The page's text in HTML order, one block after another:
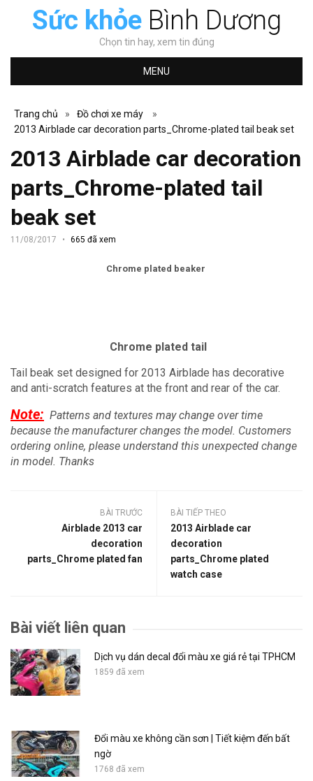
Sức khỏeBình Dương
Chọn tin hay, xem tin đúng
MENU
Trang chủ » Đồ chơi xe máy
»
2013 Airblade car decoration parts_Chrome-plated tail beak set
2013 Airblade car decoration
parts_Chrome-plated tail
beak set
11/08/2017 665 đã xem
Chrome plated beaker
Chrome plated tail
Tail beak set designed for 2013 Airblade has decorative
and anti-scratch features at the front and rear of the car.
Note: Patterns and textures may change over time
because the manufacturer changes the model. Customers
ordering online, please understand this unexpected change
in model. Thanks
BÀI TRƯỚC
Airblade 2013 car
decoration
parts_Chrome plated fan
BÀI TIẾP THEO
2013 Airblade car
decoration
parts_Chrome plated
watch case
Bài viết liên quan
Dịch vụ dán decal đổi màu xe giá rẻ tại TPHCM
1859 đã xem
Đổi màu xe không cần sơn | Tiết kiệm đến bất
ngờ
1768 đã xem